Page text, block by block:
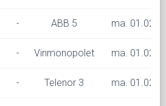
- ABB 5 ma. 01.02
- Vinmonopolet ma. 01.02
- Telenor 3 ma. 01.02